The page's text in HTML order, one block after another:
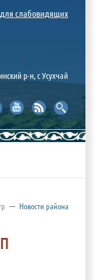
— Новости района
слабовидящих
р-н, c Усухчай